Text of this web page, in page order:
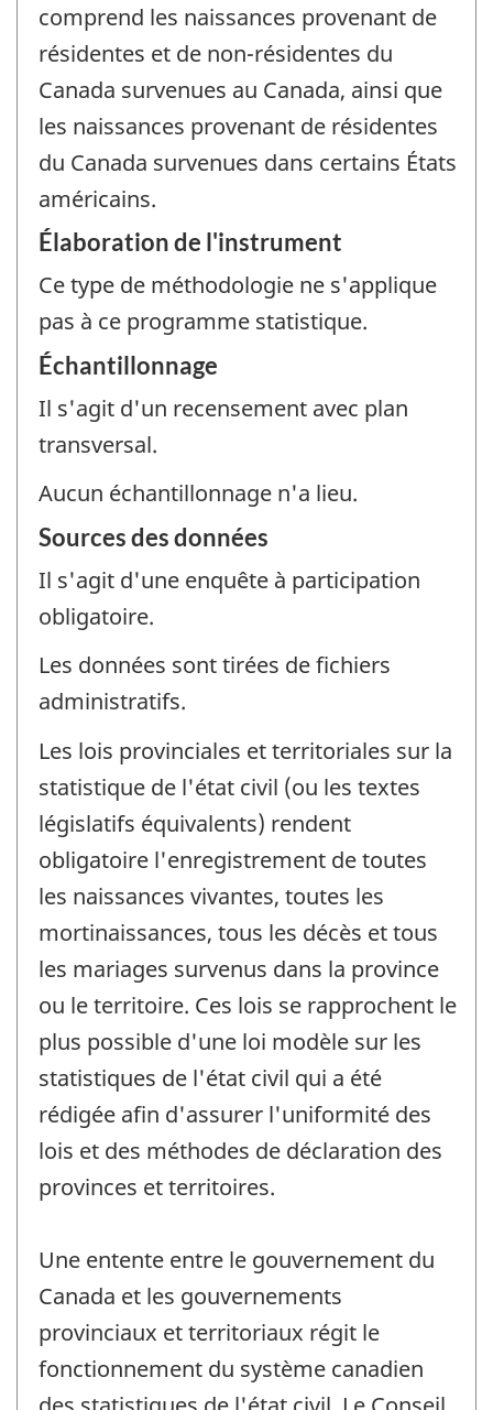
comprend les naissances provenant de
résidentes et de non-résidentes du
Canada survenues au Canada, ainsi que
les naissances provenant de résidentes
du Canada survenues dans certains États
américains.
Élaboration de l'instrument
Ce type de méthodologie ne s'applique
pas à ce programme statistique.
Échantillonnage
Il s'agit d'un recensement avec plan
transversal.
Aucun échantillonnage n'a lieu.
Sources des données
Il s'agit d'une enquête à participation
obligatoire.
Les données sont tirées de fichiers
administratifs.
Les lois provinciales et territoriales sur la
statistique de l'état civil (ou les textes
législatifs équivalents) rendent
obligatoire l'enregistrement de toutes
les naissances vivantes, toutes les
mortinaissances, tous les décès et tous
les mariages survenus dans la province
ou le territoire. Ces lois se rapprochent le
plus possible d'une loi modèle sur les
statistiques de l'état civil qui a été
rédigée afin d'assurer l'uniformité des
lois et des méthodes de déclaration des
provinces et territoires.
Une entente entre le gouvernement du
Canada et les gouvernements
provinciaux et territoriaux régit le
fonctionnement du système canadien